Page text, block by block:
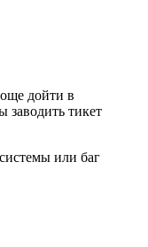
дойти в
заводить тикет
или баг